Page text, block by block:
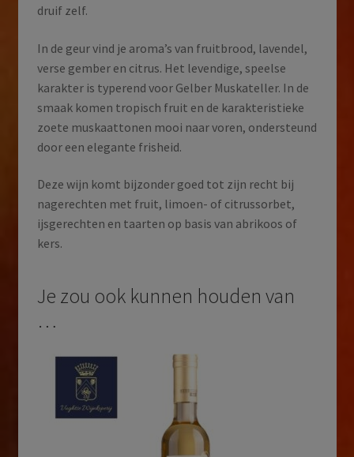
druif zelf.
In de geur vind je aroma’s van fruitbrood, lavendel,
verse gember en citrus. Het levendige, speelse
karakter is typerend voor Gelber Muskateller. In de
smaak komen tropisch fruit en de karakteristieke
zoete muskaattonen mooi naar voren, ondersteund
door een elegante frisheid.
Deze wijn komt bijzonder goed tot zijn recht bij
nagerechten met fruit, limoen- of citrussorbet,
ijsgerechten en taarten op basis van abrikoos of
kers.
Je zou ook kunnen houden van
…